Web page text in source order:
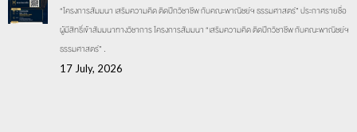
“โครงการสัมมนา เสริมความคิด ติดปีกวิชาชีพ กับคณะพาณิชย์ฯ ธรรมศาสตร์” ประกาศรายชื่อ
ผู้มีสิทธิ์เข้าสัมมนาทางวิชาการ โครงการสัมมนา “เสริมความคิด ติดปีกวิชาชีพ กับคณะพาณิชย์ฯ
ธรรมศาสตร์” .
17 July, 2026